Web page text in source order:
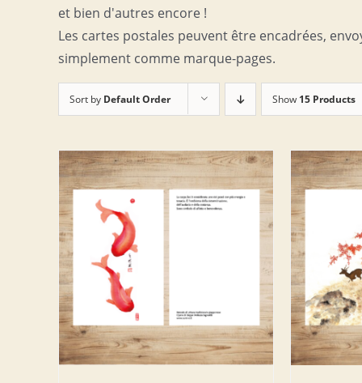
et bien d'autres encore !
Les cartes postales peuvent être encadrées,
simplement comme marque-pages.
Sort by Default Order Show 15 Products
AJOUTER AU PANIER DETAILS